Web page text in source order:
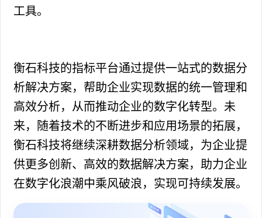
工具。
衡石科技的指标平台通过提供一站式的数据分
析解决方案，帮助企业实现数据的统一管理和
高效分析，从而推动企业的数字化转型。未
来，随着技术的不断进步和应用场景的拓展，
衡石科技将继续深耕数据分析领域，为企业提
供更多创新、高效的数据解决方案，助力企业
在数字化浪潮中乘风破浪，实现可持续发展。